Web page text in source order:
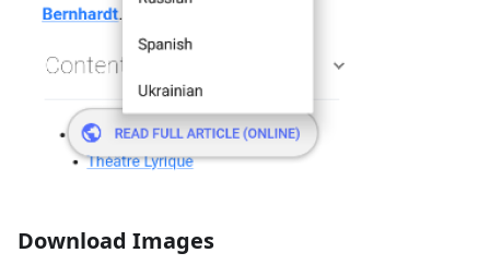
Download Images